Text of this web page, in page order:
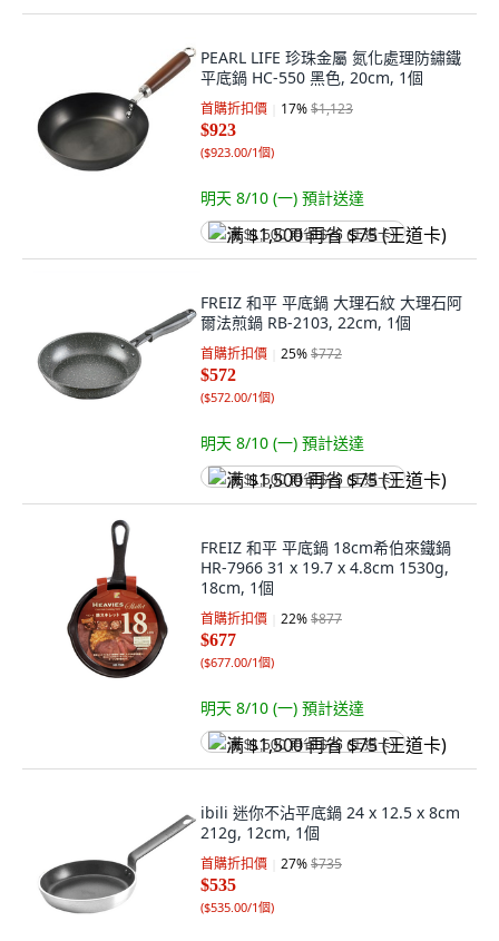
PEARL LIFE 珍珠金屬 氮化處理防鏽鐵
平底鍋 HC-550 黑色, 20cm, 1個
首購折扣價 17%$1,123
$923
($923.00/1個)
明天 8/10 (一) 預計送達
满 $1,500 再省 $75 (王道卡)
FREIZ 和平 平底鍋 大理石紋 大理石阿
爾法煎鍋 RB-2103, 22cm, 1個
首購折扣價 25%$772
$572
($572.00/1個)
明天 8/10 (一) 預計送達
满 $1,500 再省 $75 (王道卡)
FREIZ 和平 平底鍋 18cm希伯來鐵鍋
HR-7966 31 x 19.7 x 4.8cm 1530g,
18cm, 1個
首購折扣價 22%$877
$677
($677.00/1個)
明天 8/10 (一) 預計送達
满 $1,500 再省 $75 (王道卡)
ibili 迷你不沾平底鍋 24 x 12.5 x 8cm
212g, 12cm, 1個
首購折扣價 27%$735
$535
($535.00/1個)